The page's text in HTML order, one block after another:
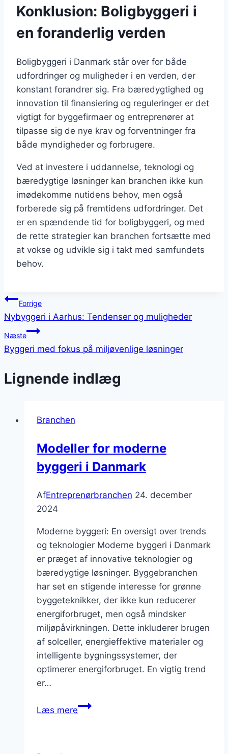
Konklusion: Boligbyggeri i
en foranderlig verden
Boligbyggeri i Danmark står over for både
udfordringer og muligheder i en verden, der
konstant forandrer sig. Fra bæredygtighed og
innovation til finansiering og reguleringer er det
vigtigt for byggefirmaer og entreprenører at
tilpasse sig de nye krav og forventninger fra
både myndigheder og forbrugere.
Ved at investere i uddannelse, teknologi og
bæredygtige løsninger kan branchen ikke kun
imødekomme nutidens behov, men også
forberede sig på fremtidens udfordringer. Det
er en spændende tid for boligbyggeri, og med
de rette strategier kan branchen fortsætte med
at vokse og udvikle sig i takt med samfundets
behov.
Indlægsnavigation
Forrige
Nybyggeri i Aarhus: Tendenser og muligheder
Næste
Byggeri med fokus på miljøvenlige løsninger
Lignende indlæg
Branchen
Modeller for moderne
byggeri i Danmark
AfEntreprenørbranchen 24. december
2024
Moderne byggeri: En oversigt over trends
og teknologier Moderne byggeri i Danmark
er præget af innovative teknologier og
bæredygtige løsninger. Byggebranchen
har set en stigende interesse for grønne
byggeteknikker, der ikke kun reducerer
energiforbruget, men også mindsker
miljøpåvirkningen. Dette inkluderer brugen
af solceller, energieffektive materialer og
intelligente bygningssystemer, der
optimerer energiforbruget. En vigtig trend
er…
Læs mereModeller